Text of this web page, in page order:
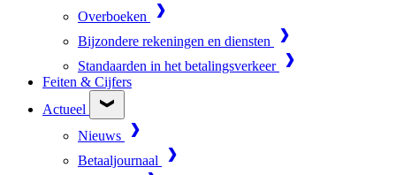
Overboeken
Bijzondere rekeningen en diensten
Standaarden in het betalingsverkeer
Feiten & Cijfers
Actueel
Nieuws
Betaaljournaal